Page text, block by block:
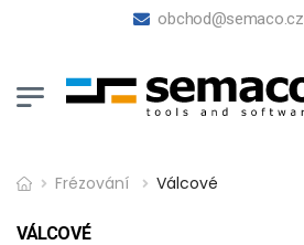
obchod@semaco.cz
Frézování Válcové
VÁLCOVÉ